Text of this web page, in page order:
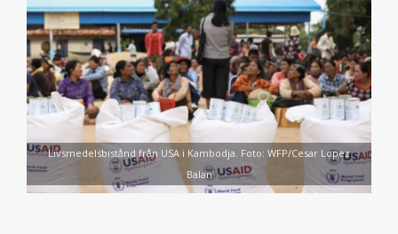
Livsmedelsbistånd från USA i Kambodja. Foto: WFP/Cesar Lopez
Balan